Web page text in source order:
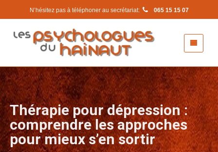
N’hésitez pas à téléphoner au secrétariat: 065 15 15 07
Thérapie pour dépression :
comprendre les approches
pour mieux s’en sortir